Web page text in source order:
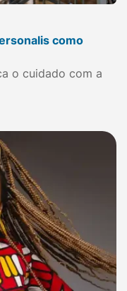
como
o cuidado com a